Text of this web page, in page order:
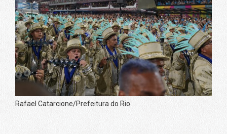
Rafael Catarcione/Prefeitura do Rio